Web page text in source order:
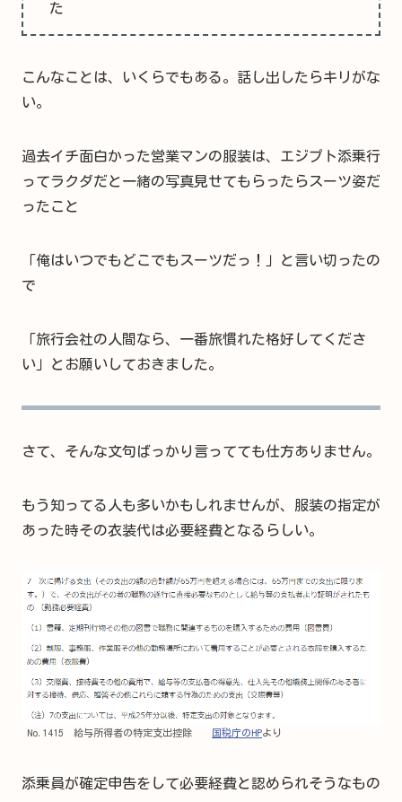
た
こんなことは、いくらでもある。話し出したらキリがな
い。
過去イチ面白かった営業マンの服装は、エジプト添乗行
ってラクダだと一緒の写真見せてもらったらスーツ姿だ
ったこと
「俺はいつでもどこでもスーツだっ！」と言い切ったの
で
「旅行会社の人間なら、一番旅慣れた格好してくださ
い」とお願いしておきました。
さて、そんな文句ばっかり言ってても仕方ありません。
もう知ってる人も多いかもしれませんが、服装の指定が
あった時その衣装代は必要経費となるらしい。
No.1415 給与所得者の特定支出控除 国税庁のHPより
添乗員が確定申告をして必要経費と認められそうなもの